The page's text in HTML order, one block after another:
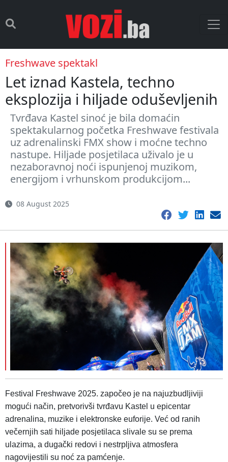
Freshwave spektakl
Let iznad Kastela, techno
eksplozija i hiljade oduševljenih
Tvrđava Kastel sinoć je bila domaćin
spektakularnog početka Freshwave festivala
uz adrenalinski FMX show i moćne techno
nastupe. Hiljade posjetilaca uživalo je u
nezaboravnoj noći ispunjenoj muzikom,
energijom i vrhunskom produkcijom...
08 August 2025
Festival Freshwave 2025. započeo je na najuzbudljiviji
mogući način, pretvorivši tvrđavu Kastel u epicentar
adrenalina, muzike i elektronske euforije. Već od ranih
večernjih sati hiljade posjetilaca slivale su se prema
ulazima, a dugački redovi i nestrpljiva atmosfera
nagovijestili su noć za pamćenje.